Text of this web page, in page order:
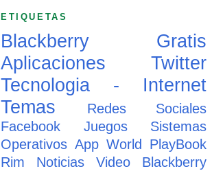
ETIQUETAS
Blackberry
Gratis
Aplicaciones
Twitter
Tecnologia - Internet
Temas
Redes Sociales
Facebook
Juegos
Sistemas
Operativos App World PlayBook
Rim
Noticias Video
Blackberry